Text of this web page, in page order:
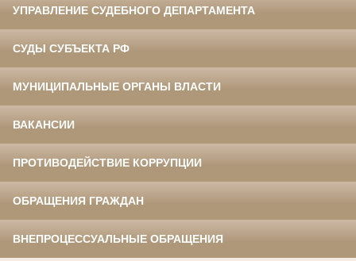
УПРАВЛЕНИЕ СУДЕБНОГО ДЕПАРТАМЕНТА
СУДЫ СУБЪЕКТА РФ
МУНИЦИПАЛЬНЫЕ ОРГАНЫ ВЛАСТИ
ВАКАНСИИ
ПРОТИВОДЕЙСТВИЕ КОРРУПЦИИ
ОБРАЩЕНИЯ ГРАЖДАН
ВНЕПРОЦЕССУАЛЬНЫЕ ОБРАЩЕНИЯ